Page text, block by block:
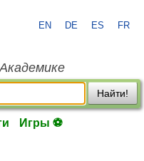
EN DE ES FR
Найти!
Игры ⚽